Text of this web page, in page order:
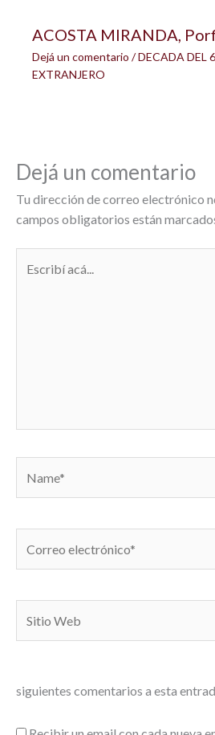
ACOSTA MIRANDA,
Dejá un comentario /DECADA DEL
EXTRANJERO
Dejá un comentario
Tu dirección de correo electrónico
campos obligatorios están
acá...
electrónico*
Web
siguientes comentarios a esta